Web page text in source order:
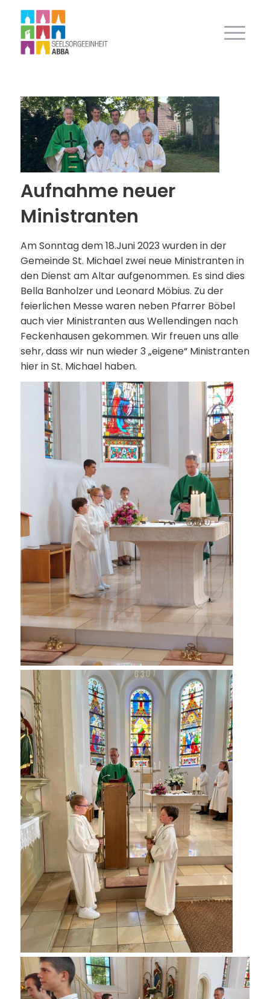
Aufnahme neuer
Ministranten
Am Sonntag dem 18.Juni 2023 wurden in der
Gemeinde St. Michael zwei neue Ministranten in
den Dienst am Altar aufgenommen. Es sind dies
Bella Banholzer und Leonard Möbius. Zu der
feierlichen Messe waren neben Pfarrer Böbel
auch vier Ministranten aus Wellendingen nach
Feckenhausen gekommen. Wir freuen uns alle
sehr, dass wir nun wieder 3 „eigene“ Ministranten
hier in St. Michael haben.